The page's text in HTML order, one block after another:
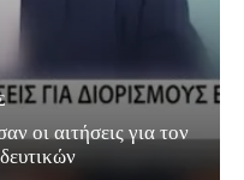
οι αιτήσεις για τον